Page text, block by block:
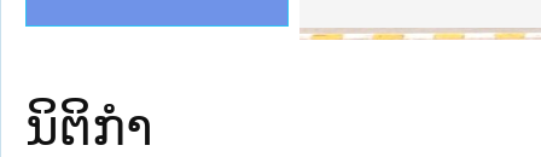
ຊາຊົນ ພາກເໜືອ
ການ
ກາງ
ກໃຕ້
ນຕຳຫຼວດປະຊາຊົນ
ສັນຕິບານປະຊາຊົນ
ກເໜືອ
ຊາຊົນ ພາກກາງ
ນິຕິກໍາ